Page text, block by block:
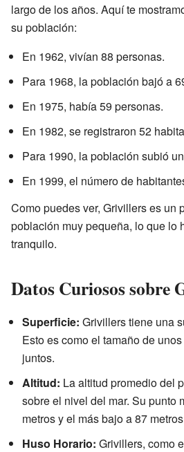
largo de los años. Aquí te
su población:
En 1962, vivían 88 personas.
Para 1968, la población bajó a
En 1975, había 59 personas.
En 1982, se registraron 52
Para 1990, la población subió
En 1999, el número de
Como puedes ver, Grivillers es un
población muy pequeña, lo que lo
tranquilo.
Datos Curiosos sobre
Superficie: Grivillers tiene una
Esto es como el tamaño de
juntos.
Altitud: La altitud promedio del
sobre el nivel del mar. Su punto
metros y el más bajo a 87
Huso Horario: Grivillers, como